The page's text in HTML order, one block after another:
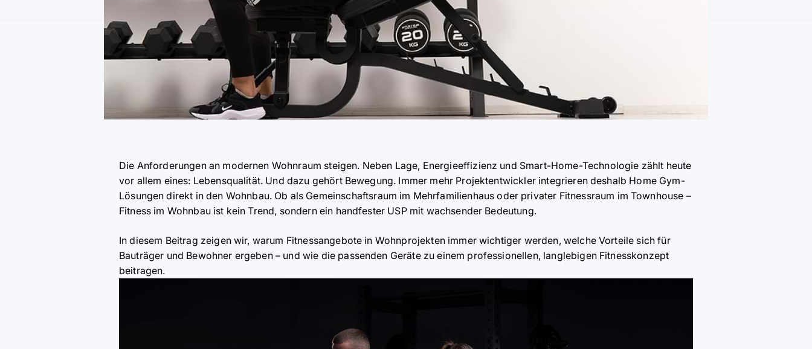
Die Anforderungen an modernen Wohnraum steigen. Neben Lage, Energieeffizienz und Smart-Home-Technologie zählt heute
vor allem eines: Lebensqualität. Und dazu gehört Bewegung. Immer mehr Projektentwickler integrieren deshalb Home Gym-
Lösungen direkt in den Wohnbau. Ob als Gemeinschaftsraum im Mehrfamilienhaus oder privater Fitnessraum im Townhouse –
Fitness im Wohnbau ist kein Trend, sondern ein handfester USP mit wachsender Bedeutung.
In diesem Beitrag zeigen wir, warum Fitnessangebote in Wohnprojekten immer wichtiger werden, welche Vorteile sich für
Bauträger und Bewohner ergeben – und wie die passenden Geräte zu einem professionellen, langlebigen Fitnesskonzept
beitragen.